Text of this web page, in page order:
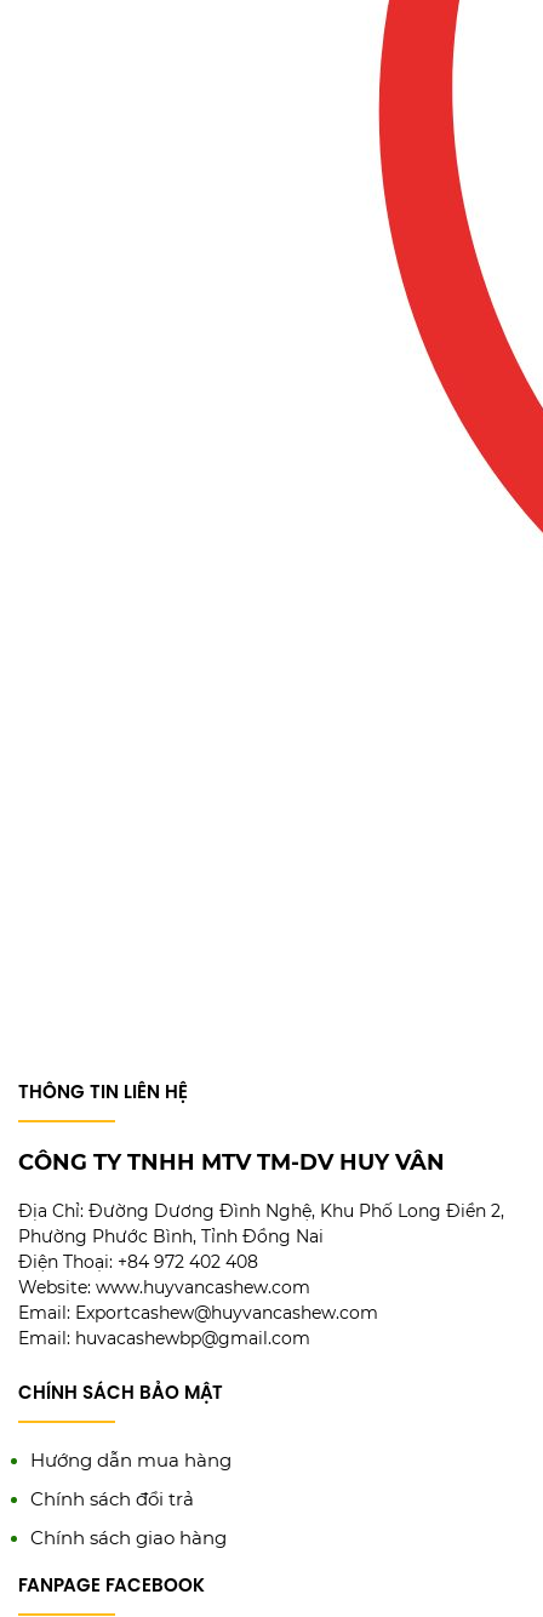
THÔNG TIN LIÊN HỆ
CÔNG TY TNHH MTV TM-DV HUY VÂN
Địa Chỉ: Đường Dương Đình Nghệ, Khu Phố Long Điền 2,
Phường Phước Bình, Tỉnh Đồng Nai
Điện Thoại: +84 972 402 408
Website: www.huyvancashew.com
Email: Exportcashew@huyvancashew.com
Email: huvacashewbp@gmail.com
CHÍNH SÁCH BẢO MẬT
Hướng dẫn mua hàng
Chính sách đổi trả
Chính sách giao hàng
FANPAGE FACEBOOK